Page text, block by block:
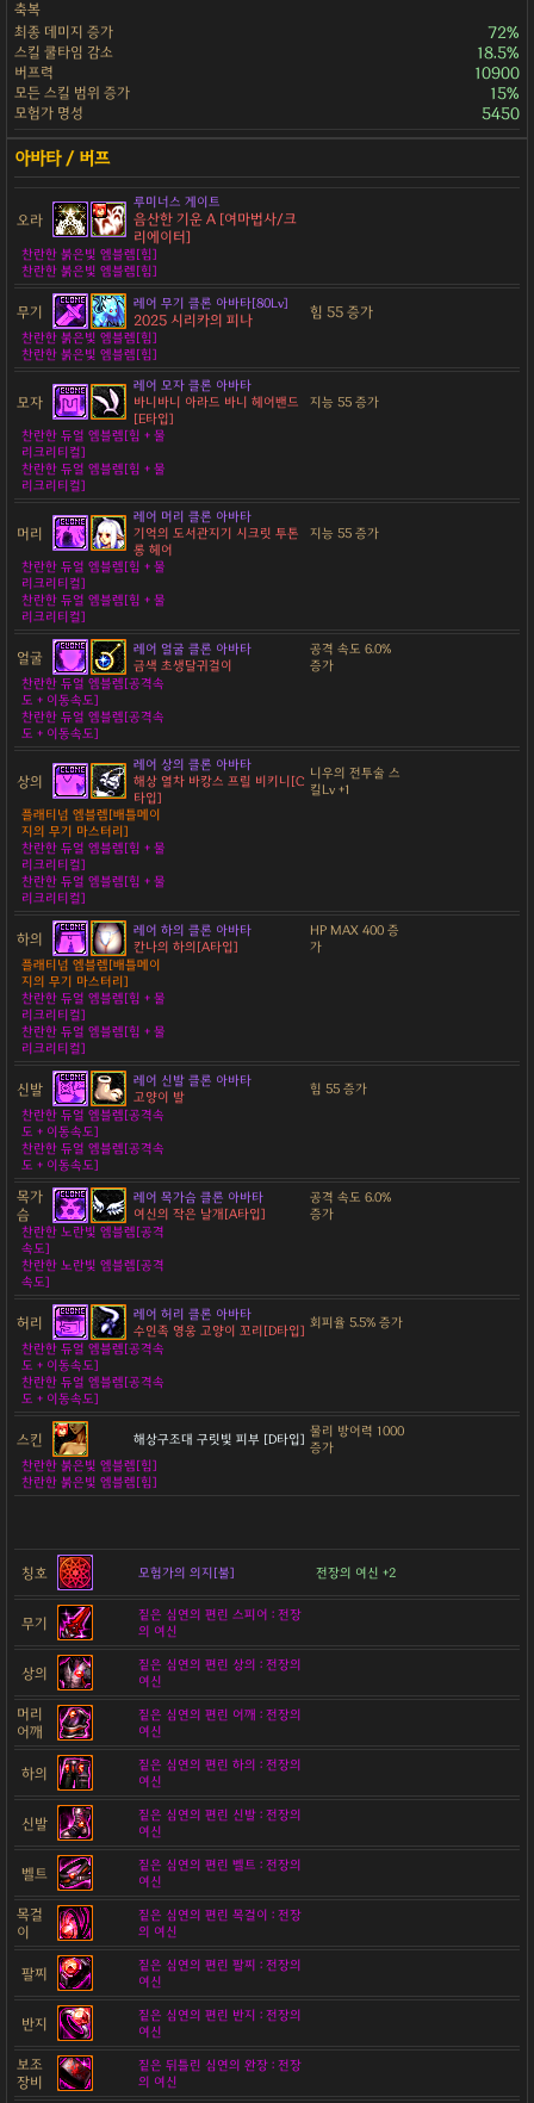
축복
최종 데미지 증가
72%
스킬 쿨타임 감소 18.5%
버프력 10900
모든 스킬 범위 증가 15%
모험가 명성 5450
오라
루미너스 게이트
음산한 기운 A [여마법사/크
리에이터]
찬란한 붉은빛 엠블렘[힘]
찬란한 붉은빛 엠블렘[힘]
무기 레어 무기 클론 아바타[80Lv]
2025 시리카의 피나 힘 55 증가
찬란한 붉은빛 엠블렘[힘]
찬란한 붉은빛 엠블렘[힘]
모자
레어 모자 클론 아바타
바니바니 아라드 바니 헤어밴드
[E타입]
지능 55 증가
찬란한 듀얼 엠블렘[힘 + 물
리크리티컬]
찬란한 듀얼 엠블렘[힘 + 물
리크리티컬]
머리
레어 머리 클론 아바타
기억의 도서관지기 시크릿 투톤
롱 헤어
지능 55 증가
찬란한 듀얼 엠블렘[힘 + 물
리크리티컬]
찬란한 듀얼 엠블렘[힘 + 물
리크리티컬]
얼굴
레어 얼굴 클론 아바타
금색 초생달귀걸이
공격 속도 6.0%
증가
찬란한 듀얼 엠블렘[공격속
도 + 이동속도]
찬란한 듀얼 엠블렘[공격속
도 + 이동속도]
상의
레어 상의 클론 아바타
해상 열차 바캉스 프릴 비키니[C
타입]
니우의 전투술 스
킬Lv +1
플래티넘 엠블렘[배틀메이
지의 무기 마스터리]
찬란한 듀얼 엠블렘[힘 + 물
리크리티컬]
찬란한 듀얼 엠블렘[힘 + 물
리크리티컬]
하의
레어 하의 클론 아바타
칸나의 하의[A타입]
HP MAX 400 증
가
플래티넘 엠블렘[배틀메이
지의 무기 마스터리]
찬란한 듀얼 엠블렘[힘 + 물
리크리티컬]
찬란한 듀얼 엠블렘[힘 + 물
리크리티컬]
신발
레어 신발 클론 아바타
고양이 발
힘 55 증가
찬란한 듀얼 엠블렘[공격속
도 + 이동속도]
찬란한 듀얼 엠블렘[공격속
도 + 이동속도]
목가
슴
레어 목가슴 클론 아바타
여신의 작은 날개[A타입]
공격 속도 6.0%
증가
찬란한 노란빛 엠블렘[공격
속도]
찬란한 노란빛 엠블렘[공격
속도]
허리
레어 허리 클론 아바타
수인족 영웅 고양이 꼬리[D타입] 회피율 5.5% 증가
찬란한 듀얼 엠블렘[공격속
도 + 이동속도]
찬란한 듀얼 엠블렘[공격속
도 + 이동속도]
스킨 해상구조대 구릿빛 피부 [D타입] 물리 방어력 1000
증가
찬란한 붉은빛 엠블렘[힘]
찬란한 붉은빛 엠블렘[힘]
칭호 모험가의 의지[불] 전장의 여신 +2
무기
짙은 심연의 편린 스피어 : 전장
의 여신
상의
짙은 심연의 편린 상의 : 전장의
여신
머리
어깨
짙은 심연의 편린 어깨 : 전장의
여신
하의
짙은 심연의 편린 하의 : 전장의
여신
신발
짙은 심연의 편린 신발 : 전장의
여신
벨트
짙은 심연의 편린 벨트 : 전장의
여신
목걸
이
짙은 심연의 편린 목걸이 : 전장
의 여신
팔찌
짙은 심연의 편린 팔찌 : 전장의
여신
반지
짙은 심연의 편린 반지 : 전장의
여신
보조
장비
짙은 뒤틀린 심연의 완장 : 전장
의 여신